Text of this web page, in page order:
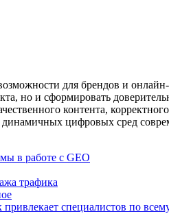
для брендов и
но и сформировать
контента,
цифровых сред
в работе с GEO
трафика
привлекает специалистов по